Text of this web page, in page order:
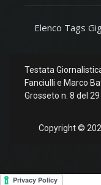
Elenco Tags
Testata
Fanciulli e Marco
Grosseto n. 8 del
Copyright ©